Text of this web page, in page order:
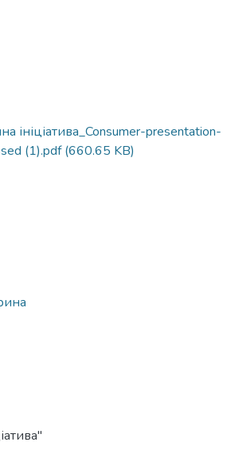
ініціатива_Consumer-presentation-
(1).pdf(660.65 KB)